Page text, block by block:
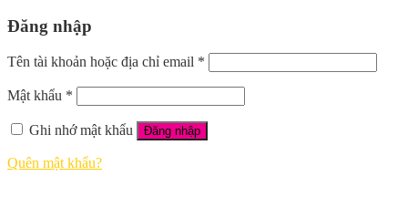
Đăng nhập
Tên tài khoản hoặc địa chỉ email *
Mật khẩu *
Ghi nhớ mật khẩu Đăng nhập
Quên mật khẩu?